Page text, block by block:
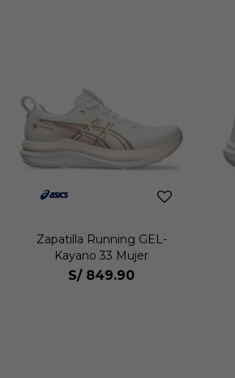
Zapatilla Running GEL-
Kayano 33 Mujer
S/ 849.90